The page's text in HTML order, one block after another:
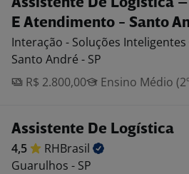
Assistente De Logística
E Atendimento - Santo
Interação - Soluções Inteligentes
Santo André - SP
R$ 2.800,00
Ensino Médio
Assistente De Logística
4,5
RHBrasil
Guarulhos - SP